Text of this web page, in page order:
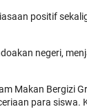
positif
negeri,
Makan Bergizi
para siswa.